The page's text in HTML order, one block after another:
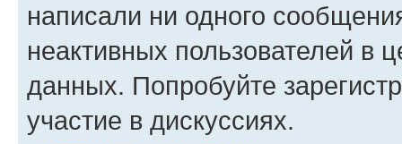
написали ни одного
неактивных пользователей в
данных. Попробуйте
участие в дискуссиях.